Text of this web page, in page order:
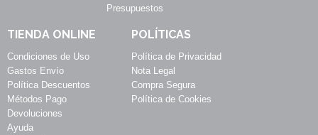
Presupuestos
TIENDA ONLINE
Condiciones de Uso
Gastos Envío
Política Descuentos
Métodos Pago
Devoluciones
Ayuda
POLÍTICAS
Política de Privacidad
Nota Legal
Compra Segura
Política de Cookies